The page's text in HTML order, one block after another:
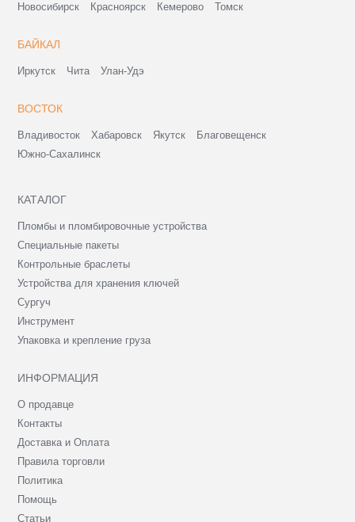
Новосибирск Красноярск Кемерово Томск
БАЙКАЛ
Иркутск Чита Улан-Удэ
ВОСТОК
Владивосток Хабаровск Якутск
Благовещенск
Южно-Сахалинск
КАТАЛОГ
Пломбы и пломбировочные устройства
Специальные пакеты
Контрольные браслеты
Устройства для хранения ключей
Сургуч
Инструмент
Упаковка и крепление груза
ИНФОРМАЦИЯ
О продавце
Контакты
Доставка и Оплата
Правила торговли
Политика
Помощь
Статьи